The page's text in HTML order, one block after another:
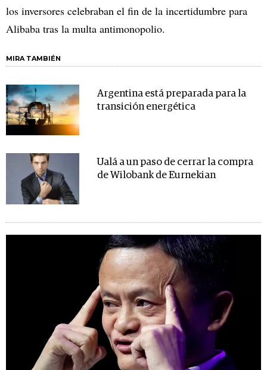
los inversores celebraban el fin de la incertidumbre para
Alibaba tras la multa antimonopolio.
MIRA TAMBIÉN
Argentina está preparada para la
transición energética
Ualá a un paso de cerrar la compra
de Wilobank de Eurnekian